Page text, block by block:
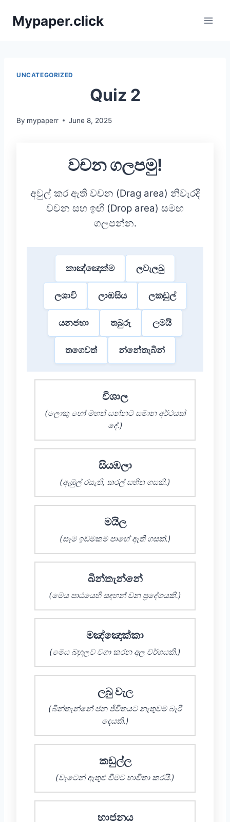
Mypaper.click
UNCATEGORIZED
Quiz 2
By mypaperr June 8, 2025
වචන ගලපමු!
අවුල් කර ඇති වචන (Drag area) නිවැරදි
වචන සහ ඉඟි (Drop area) සමඟ
ගලපන්න.
කාඤ්ඤොක්ම ලවැලබු
ලශාවි ලාඹසිය ලකඩුල්
යනජභා තබුරු ලමයි
තගෙවත් න්නේතැබින්
විශාල
(ලොකු හෝ මහත් යන්නට සමාන අර්ථයක්
දේ.)
සියඹලා
(ඇඹුල් රසැති, කරල් සහිත ගසකි.)
මයිල
(සෑම ඉඩමකම පාහේ ඇති ගසක්.)
බින්තැන්නේ
(මෙය පාඨයෙහි සඳහන් වන ප්‍රදේශයකි.)
මඤ්ඤොක්කා
(මෙය බහුලව වගා කරන අල වර්ගයකි.)
ලබු වැල
(බින්තැන්නේ ජන ජීවිතයට නැතුවම බැරි
දෙයකි.)
කඩුල්ල
(වැටෙන් ඇතුළු වීමට භාවිතා කරයි.)
භාජනය